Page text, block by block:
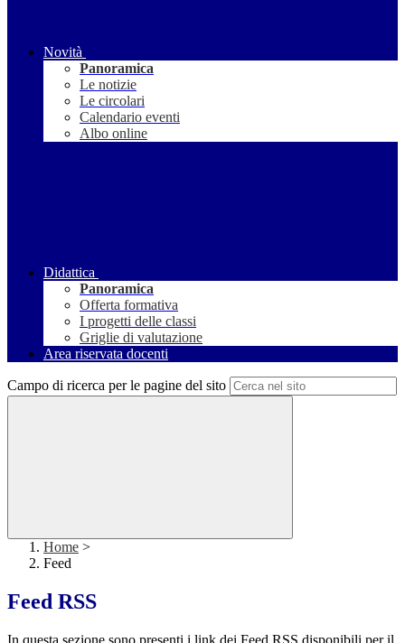
Novità
Panoramica
Le notizie
Le circolari
Calendario eventi
Albo online
Didattica
Panoramica
Offerta formativa
I progetti delle classi
Griglie di valutazione
Area riservata docenti
Campo di ricerca per le pagine del sito
Home >
Feed
Feed RSS